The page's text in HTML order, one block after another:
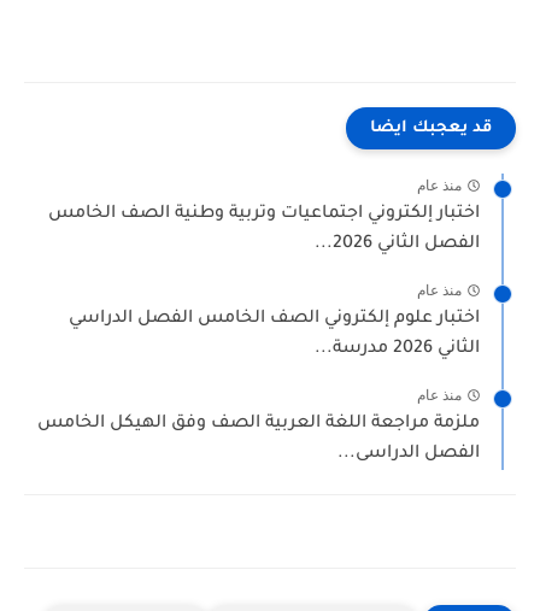
قد يعجبك ايضا
منذ عام
اختبار إلكتروني اجتماعيات وتربية وطنية الصف الخامس
الفصل الثاني 2026...
منذ عام
اختبار علوم إلكتروني الصف الخامس الفصل الدراسي
الثاني 2026 مدرسة...
منذ عام
ملزمة مراجعة اللغة العربية الصف وفق الهيكل الخامس
الفصل الدراسى...